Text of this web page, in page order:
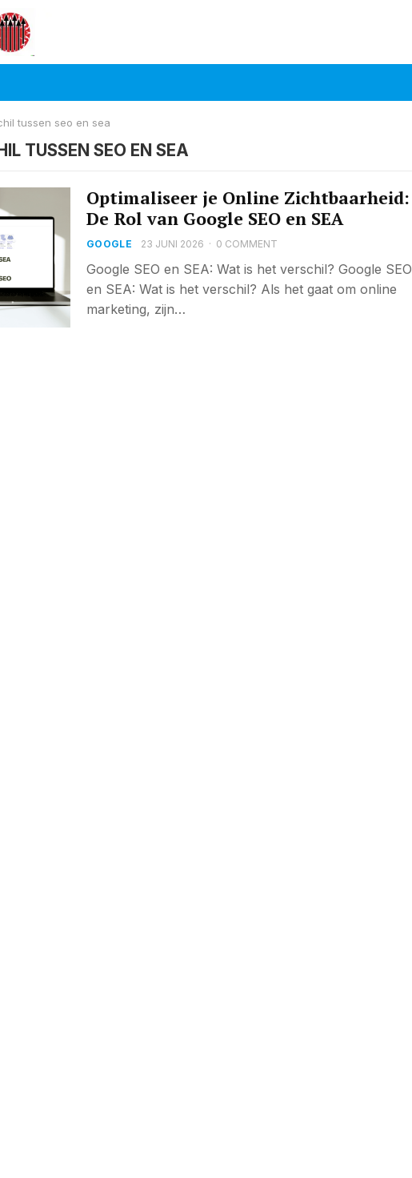
tussen seo en sea
TUSSEN SEO EN SEA
Optimaliseer je Online Zichtbaarheid:
De Rol van Google SEO en SEA
GOOGLE 23 JUNI 2026 · 0 COMMENT
Google SEO en SEA: Wat is het verschil? Google SEO
en SEA: Wat is het verschil? Als het gaat om online
marketing, zijn…